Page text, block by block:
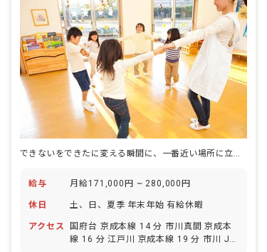
給与 月給171,000円 ~ 280,000円
休日 土、日、夏季 年末年始 有給休暇
アクセス
国府台 京成本線 14 分 市川真間 京成本
線 16 分 江戸川 京成本線 19 分 市川 JR